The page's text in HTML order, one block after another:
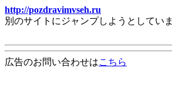
http://pozdravimvseh.ru
別のサイトにジャンプしようとしてい
広告のお問い合わせはこちら